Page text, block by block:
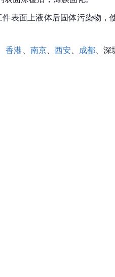
表面上液体后固体污染物，
、香港 南京、 西安 成都 、深